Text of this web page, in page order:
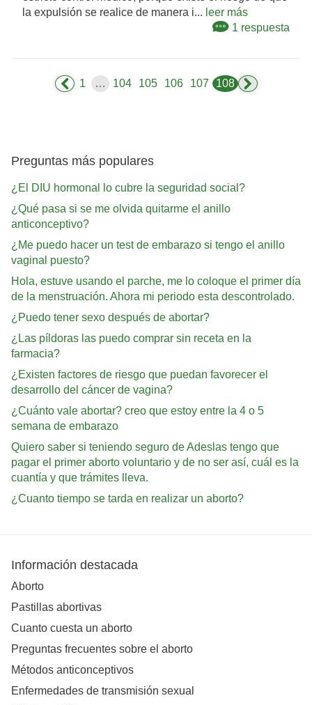
la expulsión se realice de manera i... leer más
1 respuesta
1 … 104 105 106 107 108
Preguntas más populares
¿El DIU hormonal lo cubre la seguridad social?
¿Qué pasa si se me olvida quitarme el anillo
anticonceptivo?
¿Me puedo hacer un test de embarazo si tengo el anillo
vaginal puesto?
Hola, estuve usando el parche, me lo coloque el primer día
de la menstruación. Ahora mi periodo esta descontrolado.
¿Puedo tener sexo después de abortar?
¿Las píldoras las puedo comprar sin receta en la
farmacia?
¿Existen factores de riesgo que puedan favorecer el
desarrollo del cáncer de vagina?
¿Cuánto vale abortar? creo que estoy entre la 4 o 5
semana de embarazo
Quiero saber si teniendo seguro de Adeslas tengo que
pagar el primer aborto voluntario y de no ser así, cuál es la
cuantía y que trámites lleva.
¿Cuanto tiempo se tarda en realizar un aborto?
Información destacada
Aborto
Pastillas abortivas
Cuanto cuesta un aborto
Preguntas frecuentes sobre el aborto
Métodos anticonceptivos
Enfermedades de transmisión sexual